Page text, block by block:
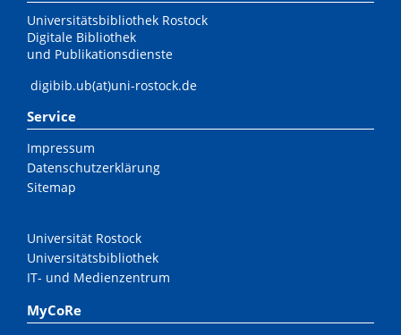
Universitätsbibliothek Rostock
Digitale Bibliothek
und Publikationsdienste
digibib.ub(at)uni-rostock.de
Service
Impressum
Datenschutzerklärung
Sitemap
Universität Rostock
Universitätsbibliothek
IT- und Medienzentrum
MyCoRe